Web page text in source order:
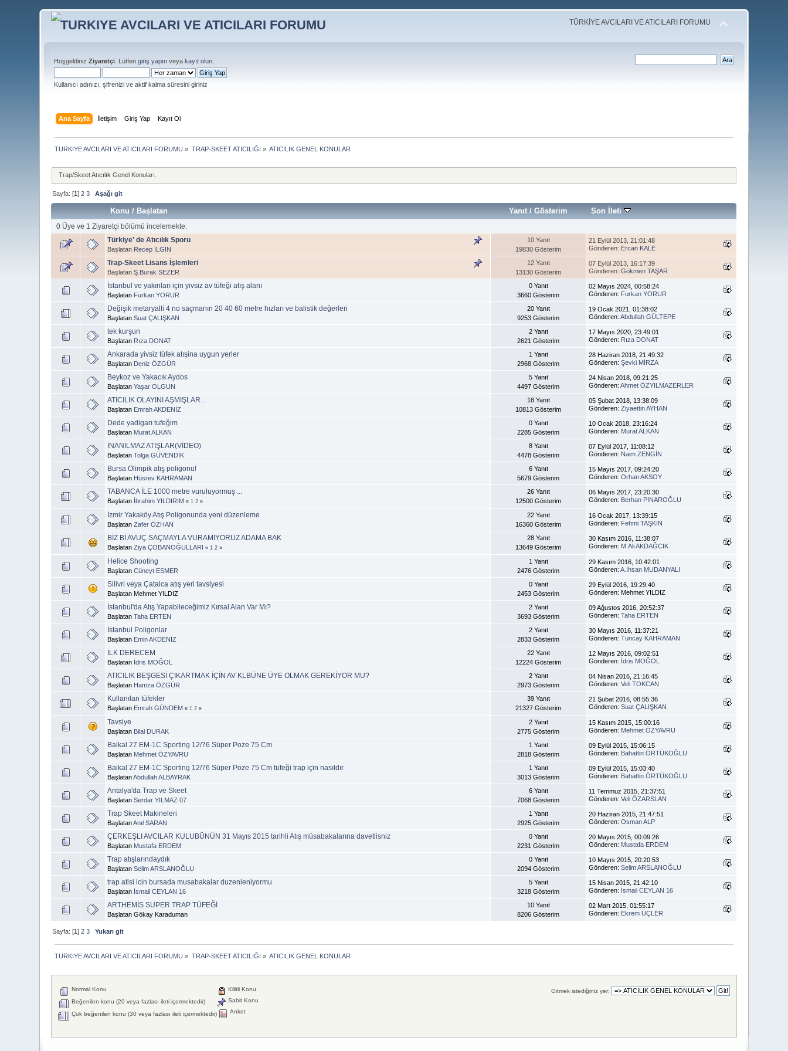
TÜRKİYE AVCILARI VE ATICILARI FORUMU
HoşgeldinizZiyaretçi . Lütfengiriş yapın veyakayıt olun
Kullanıcı adınızı, şifrenizi ve aktif kalma süresini giriniz
Ana Sayfa İletişim Giriş Yap Kayıt Ol
TURKIYE AVCILARI VE ATICILARI FORUMU » TRAP-SKEET ATICILIĞI » ATICILIK GENEL KONULAR
Trap/Skeet Atıcılık Genel Konuları.
Sayfa: [1]2 3 Aşağı git
Konu / Başlatan Yanıt/ Gösterim Son İleti
0 Üye ve 1 Ziyaretçi bölümü incelemekte.
Türkiye' de Atıcılık Sporu
Başlatan Recep İLGİN
10 Yanıt
19830 Gösterim
21 Eylül 2013, 21:01:48
Gönderen: Ercan KALE
Trap-Skeet Lisans İşlemleri
BaşlatanŞ.Burak SEZER
12 Yanıt
13130 Gösterim
07 Eylül 2013, 16:17:39
Gönderen:Gökmen TAŞAR
İstanbul ve yakınları için yivsiz av tüfeği atış alanı
Başlatan Furkan YORUR
0 Yanıt
3660 Gösterim
02 Mayıs 2024, 00:58:24
Gönderen: Furkan YORUR
Değişik metaryalli 4 no saçmanın 20 40 60 metre hızları ve balistik değerleri
BaşlatanSuat ÇALIŞKAN
20 Yanıt
9253 Gösterim
19 Ocak 2021, 01:38:02
Gönderen:Abdullah GÜLTEPE
tek kurşun
Başlatan Rıza DONAT
2 Yanıt
2621 Gösterim
17 Mayıs 2020, 23:49:01
Gönderen: Rıza DONAT
Ankarada yivsiz tüfek atışina uygun yerler
Başlatan Deniz ÖZGÜR
1 Yanıt
2968 Gösterim
28 Haziran 2018, 21:49:32
Gönderen:Şevki MİRZA
Beykoz ve Yakacık Aydos
BaşlatanYaşar OLGUN
5 Yanıt
4497 Gösterim
24 Nisan 2018, 09:21:25
Gönderen:Ahmet ÖZYILMAZERLER
ATICILIK OLAYINI AŞMIŞLAR...
Başlatan Emrah AKDENİZ
18 Yanıt
10813 Gösterim
05 Şubat 2018, 13:38:09
Gönderen:Ziyaettin AYHAN
Dede yadigarı tufeğim
Başlatan Murat ALKAN
0 Yanıt
2285 Gösterim
10 Ocak 2018, 23:16:24
Gönderen: Murat ALKAN
İNANILMAZ ATIŞLAR(VİDEO)
BaşlatanTolga GÜVENDİK
8 Yanıt
4478 Gösterim
07 Eylül 2017, 11:08:12
Gönderen: Naim ZENGİN
Bursa Olimpik atış poligonu!
Başlatan Hüsrev KAHRAMAN
6 Yanıt
5679 Gösterim
15 Mayıs 2017, 09:24:20
Gönderen:Orhan AKSOY
TABANCA İLE 1000 metre vuruluyormuş ...
Başlatan İbrahim YILDIRIM « 1 2 »
26 Yanıt
12500 Gösterim
06 Mayıs 2017, 23:20:30
Gönderen: Berhan PINAROĞLU
İzmir Yakaköy Atış Poligonunda yeni düzenleme
BaşlatanZafer ÖZHAN
22 Yanıt
16360 Gösterim
16 Ocak 2017, 13:39:15
Gönderen: Fehmi TAŞKIN
BİZ Bİ AVUÇ SAÇMAYLA VURAMIYORUZ ADAMA BAK
BaşlatanZiya ÇOBANOĞULLARI « 1 2 »
28 Yanıt
13649 Gösterim
30 Kasım 2016, 11:38:07
Gönderen: M.Ali AKDAĞCIK
Helice Shooting
BaşlatanCüneyt ESMER
1 Yanıt
2476 Gösterim
29 Kasım 2016, 10:42:01
Gönderen:A.İhsan MUDANYALI
Silivri veya Çatalca atış yeri tavsiyesi
Başlatan Mehmet YILDIZ
0 Yanıt
2453 Gösterim
29 Eylül 2016, 19:29:40
Gönderen: Mehmet YILDIZ
İstanbul'da Atış Yapabileceğimiz Kırsal Alan Var Mı?
BaşlatanTaha ERTEN
2 Yanıt
3693 Gösterim
09 Ağustos 2016, 20:52:37
Gönderen:Taha ERTEN
İstanbul Poligonlar
Başlatan Emin AKDENİZ
2 Yanıt
2833 Gösterim
30 Mayıs 2016, 11:37:21
Gönderen:Tuncay KAHRAMAN
İLK DERECEM
Başlatan İdris MOĞOL
22 Yanıt
12224 Gösterim
12 Mayıs 2016, 09:02:51
Gönderen: İdris MOĞOL
ATICILIK BEŞGESİ ÇIKARTMAK İÇİN AV KLBÜNE ÜYE OLMAK GEREKİYOR MU?
Başlatan Hamza ÖZGÜR
2 Yanıt
2973 Gösterim
04 Nisan 2016, 21:16:45
Gönderen:Veli TOKCAN
Kullanılan tüfekler
Başlatan Emrah GÜNDEM « 1 2 »
39 Yanıt
21327 Gösterim
21 Şubat 2016, 08:55:36
Gönderen:Suat ÇALIŞKAN
Tavsiye
Başlatan Bilal DURAK
2 Yanıt
2775 Gösterim
15 Kasım 2015, 15:00:16
Gönderen: Mehmet ÖZYAVRU
Baikal 27 EM-1C Sporting 12/76 Süper Poze 75 Cm
Başlatan Mehmet ÖZYAVRU
1 Yanıt
2818 Gösterim
09 Eylül 2015, 15:06:15
Gönderen: Bahattin ÖRTÜKOĞLU
Baikal 27 EM-1C Sporting 12/76 Süper Poze 75 Cm tüfeği trap için nasıldır.
BaşlatanAbdullah ALBAYRAK
1 Yanıt
3013 Gösterim
09 Eylül 2015, 15:03:40
Gönderen: Bahattin ÖRTÜKOĞLU
Antalya'da Trap ve Skeet
BaşlatanSerdar YILMAZ 07
6 Yanıt
7068 Gösterim
11 Temmuz 2015, 21:37:51
Gönderen:Veli ÖZARSLAN
Trap Skeet Makineleri
BaşlatanAnıl SARAN
1 Yanıt
2925 Gösterim
20 Haziran 2015, 21:47:51
Gönderen:Osman ALP
ÇERKEŞLI AVCILAR KULUBÜNÜN 31 Mayıs 2015 tarihli Atış müsabakalarına davetlisniz
Başlatan Mustafa ERDEM
0 Yanıt
2231 Gösterim
20 Mayıs 2015, 00:09:26
Gönderen: Mustafa ERDEM
Trap atışlarındaydık
BaşlatanSelim ARSLANOĞLU
0 Yanıt
2094 Gösterim
10 Mayıs 2015, 20:20:53
Gönderen:Selim ARSLANOĞLU
trap atisi icin bursada musabakalar duzenleniyormu
Başlatan İsmail CEYLAN 16
5 Yanıt
3218 Gösterim
15 Nisan 2015, 21:42:10
Gönderen: İsmail CEYLAN 16
ARTHEMİS SUPER TRAP TÜFEĞİ
Başlatan Gökay Karaduman
10 Yanıt
8206 Gösterim
02 Mart 2015, 01:55:17
Gönderen: Ekrem ÜÇLER
Sayfa: [1]2 3 Yukarı git
TURKIYE AVCILARI VE ATICILARI FORUMU » TRAP-SKEET ATICILIĞI » ATICILIK GENEL KONULAR
Gitmek istediğiniz yer:
Normal Konu
Beğenilen konu (20 veya fazlası ileti içermektedir)
Çok beğenilen konu (30 veya fazlası ileti içermektedir)
Kilitli Konu
Sabit Konu
Anket